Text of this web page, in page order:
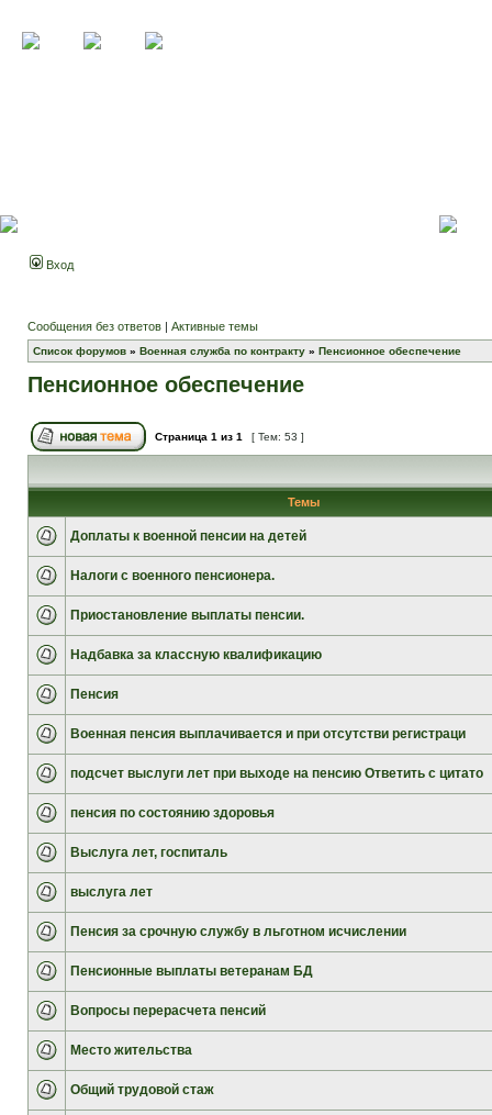
Вход
Сообщения без ответов | Активные темы
Список форумов » Военная служба по контракту » Пенсионное обеспечение
Пенсионное обеспечение
Страница 1 из 1 [ Тем: 53 ]
Темы
Доплаты к военной пенсии на детей
Налоги с военного пенсионера.
Приостановление выплаты пенсии.
Надбавка за классную квалификацию
Пенсия
Военная пенсия выплачивается и при отсутстви регистраци
подсчет выслуги лет при выходе на пенсию Ответить с цитато
пенсия по состоянию здоровья
Выслуга лет, госпиталь
выслуга лет
Пенсия за срочную службу в льготном исчислении
Пенсионные выплаты ветеранам БД
Вопросы перерасчета пенсий
Место жительства
Общий трудовой стаж